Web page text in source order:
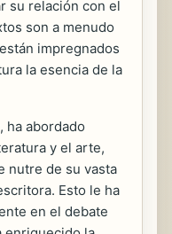
su relación con el
son a menudo
impregnados
la esencia de la
ha abordado
y el arte,
nutre de su vasta
Esto le ha
en el debate